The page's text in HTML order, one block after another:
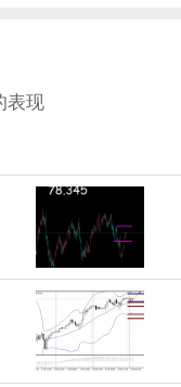
金) 免责声明：
构成具体操作建
，入市需谨慎。
表现